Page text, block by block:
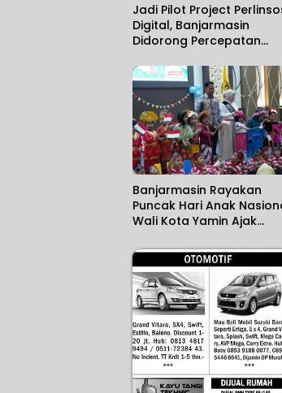
Jadi Pilot Project
Digital, Banjarmasin
Didorong Percepatan
Bola
Banjarmasin Rayakan
Puncak Hari Anak
Wali Kota Yamin Ajak